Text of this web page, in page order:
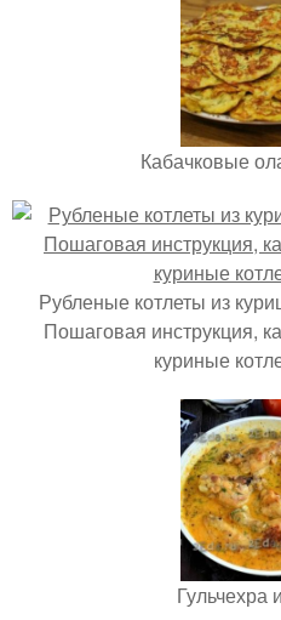
Кабачковые
Рубленые котлеты из
Пошаговая инструкция,
куриные
Гульчехра